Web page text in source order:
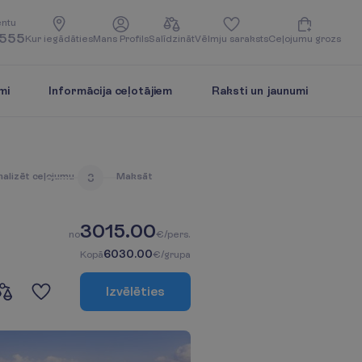
ntu
Kur iegādātiesMans ProfilsSalīdzinātVēlmju sarakstsCeļojumu grozs
Informācija ceļotājiem Raksti un jaunumi
alizēt ceļojumu 3 Maksāt
no3015.00€/pers.
Kopā6030.00€/grupa
Izvēlēties